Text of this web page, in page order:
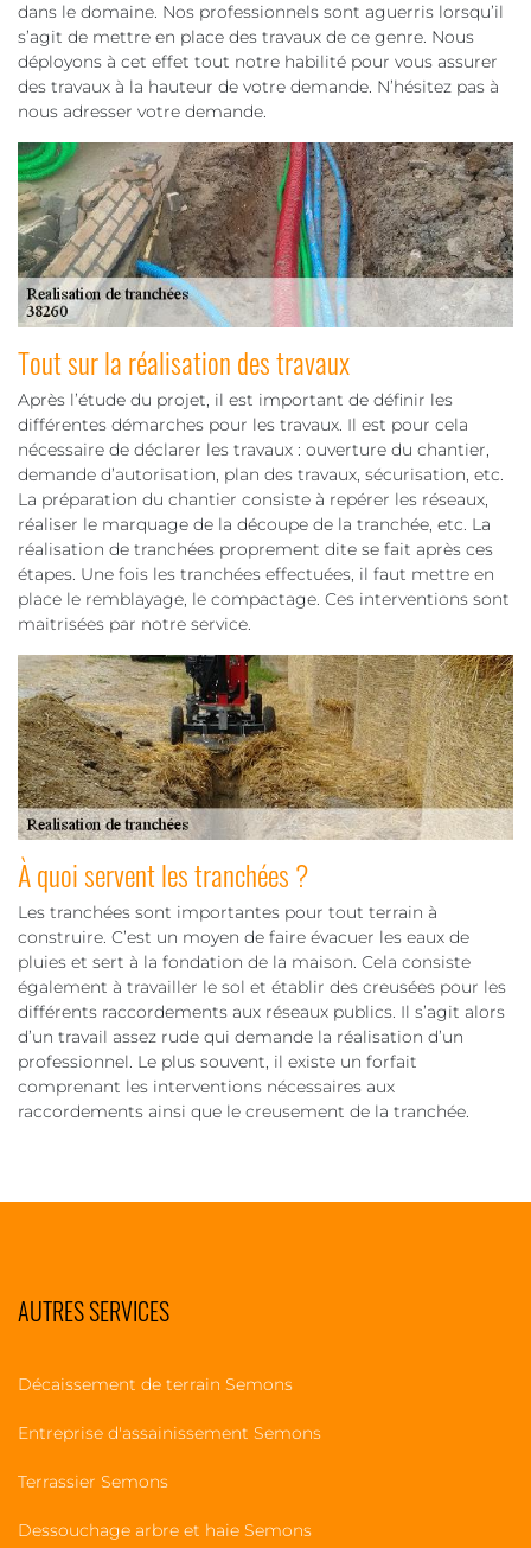
dans le domaine. Nos professionnels sont aguerris lorsqu’il
s’agit de mettre en place des travaux de ce genre. Nous
déployons à cet effet tout notre habilité pour vous assurer
des travaux à la hauteur de votre demande. N’hésitez pas à
nous adresser votre demande.
Tout sur la réalisation des travaux
Après l’étude du projet, il est important de définir les
différentes démarches pour les travaux. Il est pour cela
nécessaire de déclarer les travaux : ouverture du chantier,
demande d’autorisation, plan des travaux, sécurisation, etc.
La préparation du chantier consiste à repérer les réseaux,
réaliser le marquage de la découpe de la tranchée, etc. La
réalisation de tranchées proprement dite se fait après ces
étapes. Une fois les tranchées effectuées, il faut mettre en
place le remblayage, le compactage. Ces interventions sont
maitrisées par notre service.
À quoi servent les tranchées ?
Les tranchées sont importantes pour tout terrain à
construire. C’est un moyen de faire évacuer les eaux de
pluies et sert à la fondation de la maison. Cela consiste
également à travailler le sol et établir des creusées pour les
différents raccordements aux réseaux publics. Il s’agit alors
d’un travail assez rude qui demande la réalisation d’un
professionnel. Le plus souvent, il existe un forfait
comprenant les interventions nécessaires aux
raccordements ainsi que le creusement de la tranchée.
AUTRES SERVICES
Décaissement de terrain Semons
Entreprise d'assainissement Semons
Terrassier Semons
Dessouchage arbre et haie Semons